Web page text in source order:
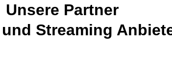
Unsere Partner
Streaming